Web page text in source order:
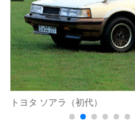
トヨタ ソアラ（初代）